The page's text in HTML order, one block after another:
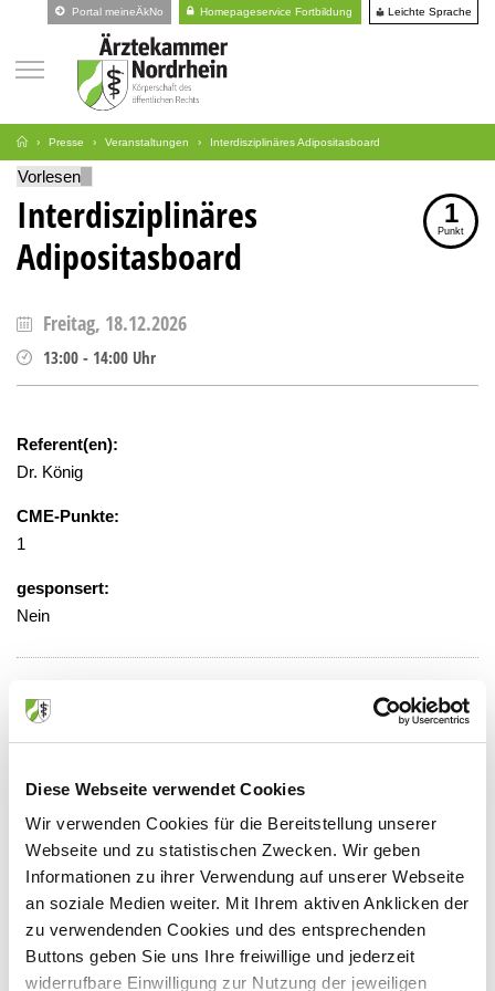
Diese Webseite verwendet Cookies
Wir verwenden Cookies für die Bereitstellung unserer
Webseite und zu statistischen Zwecken. Wir geben
Informationen zu ihrer Verwendung auf unserer Webseite
an soziale Medien weiter. Mit Ihrem aktiven Anklicken der
zu verwendenden Cookies und des entsprechenden
Buttons geben Sie uns Ihre freiwillige und jederzeit
widerrufbare Einwilligung zur Nutzung der jeweiligen
Portal meineÄkNo Homepageservice Fortbildung Leichte Sprache
Presse Veranstaltungen Interdisziplinäres Adipositasboard
Vorlesen
Interdisziplinäres
Adipositasboard
1
Punkt
Freitag, 18.12.2026
13:00 - 14:00 Uhr
Referent(en):
Dr. König
CME-Punkte:
1
gesponsert:
Nein
Veranstaltungsort:
Alleestraße 105-107, 42853 Remscheid
Sana-Klinikum Remscheid GmbH